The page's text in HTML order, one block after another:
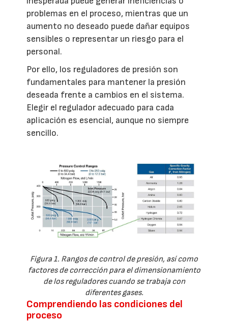
problemas en el proceso, mientras que un
aumento no deseado puede dañar equipos
sensibles o representar un riesgo para el
personal.
Por ello, los reguladores de presión son
fundamentales para mantener la presión
deseada frente a cambios en el sistema.
Elegir el regulador adecuado para cada
aplicación es esencial, aunque no siempre
sencillo.
Figura 1. Rangos de control de presión, así como
factores de corrección para el dimensionamiento
de los reguladores cuando se trabaja con
diferentes gases.
Comprendiendo las condiciones del
proceso